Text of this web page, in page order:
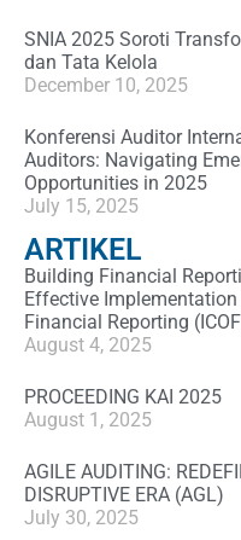
SNIA 2025 Soroti
dan Tata Kelola
December 10, 2025
Konferensi Auditor
Auditors: Navigating
Opportunities in 2025
July 15, 2025
ARTIKEL
Building Financial
Effective
Financial Reporting
August 4, 2025
PROCEEDING KAI 2025
August 1, 2025
AGILE AUDITING:
DISRUPTIVE ERA (AGL)
July 30, 2025